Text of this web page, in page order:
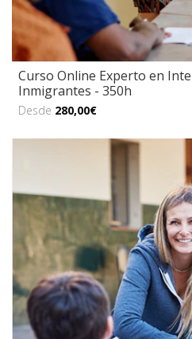
Curso Online Experto en
Inmigrantes - 350h
Desde 280,00€